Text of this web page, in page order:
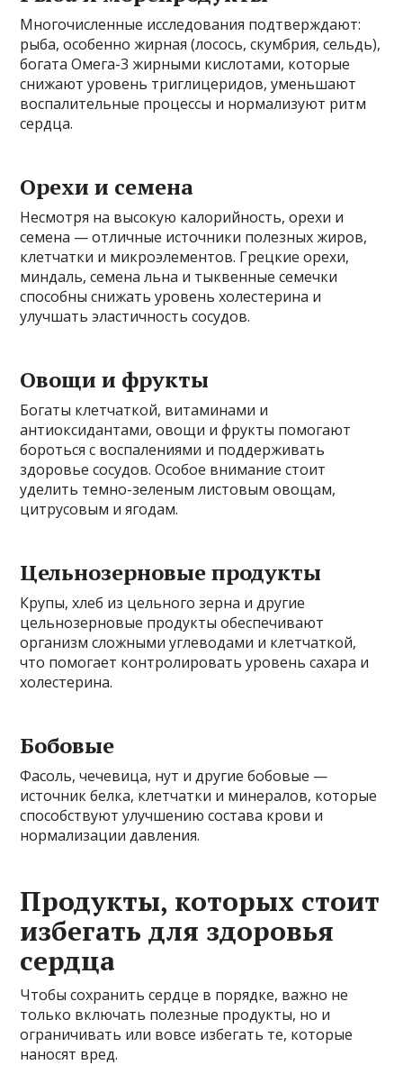
Многочисленные исследования подтверждают:
рыба, особенно жирная (лосось, скумбрия, сельдь),
богата Омега-3 жирными кислотами, которые
снижают уровень триглицеридов, уменьшают
воспалительные процессы и нормализуют ритм
сердца.
Орехи и семена
Несмотря на высокую калорийность, орехи и
семена — отличные источники полезных жиров,
клетчатки и микроэлементов. Грецкие орехи,
миндаль, семена льна и тыквенные семечки
способны снижать уровень холестерина и
улучшать эластичность сосудов.
Овощи и фрукты
Богаты клетчаткой, витаминами и
антиоксидантами, овощи и фрукты помогают
бороться с воспалениями и поддерживать
здоровье сосудов. Особое внимание стоит
уделить темно-зеленым листовым овощам,
цитрусовым и ягодам.
Цельнозерновые продукты
Крупы, хлеб из цельного зерна и другие
цельнозерновые продукты обеспечивают
организм сложными углеводами и клетчаткой,
что помогает контролировать уровень сахара и
холестерина.
Бобовые
Фасоль, чечевица, нут и другие бобовые —
источник белка, клетчатки и минералов, которые
способствуют улучшению состава крови и
нормализации давления.
Продукты, которых стоит
избегать для здоровья
сердца
Чтобы сохранить сердце в порядке, важно не
только включать полезные продукты, но и
ограничивать или вовсе избегать те, которые
наносят вред.